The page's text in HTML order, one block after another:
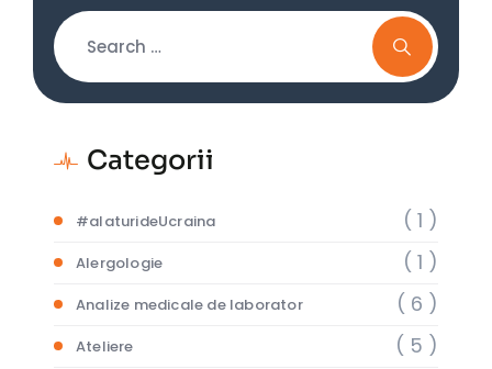
Categorii
#alaturideUcraina ( 1 )
Alergologie ( 1 )
Analize medicale de laborator ( 6 )
Ateliere ( 5 )